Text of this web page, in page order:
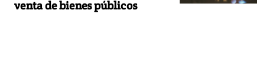
venta de bienes públicos